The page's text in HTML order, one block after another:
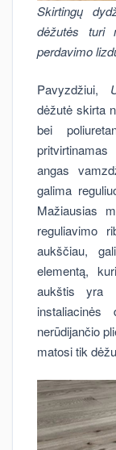
Skirtingų
dėžutės turi
perdavimo
Pavyzdžiui,
dėžutė skirta
bei
angas
galima
Mažiausias
reguliavimo
aukščiau,
elementą,
aukštis yra
nerūdijančio
matosi tik